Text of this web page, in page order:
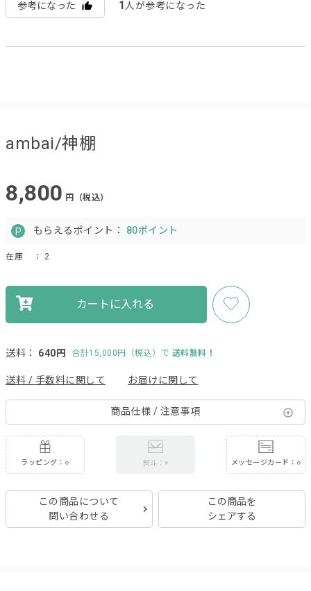
参考になった 1 人が参考になった
ambai/神棚
8,800 円（税込）
もらえるポイント： 80ポイント
在庫 ： 2
カートに入れる
送料： 640円 合計15,000円（税込）で 送料無料！
送料 / 手数料に関して お届けに関して
商品仕様 / 注意事項
ラッピング：○ 熨斗：× メッセージカード：○
この商品について
問い合わせる
この商品を
シェアする